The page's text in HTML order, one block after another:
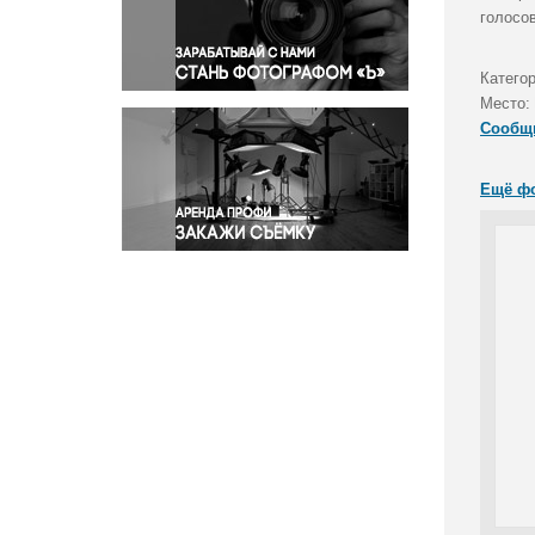
Правосудие
Происшествия и конфликты
Религия
Светская жизнь
Спорт
Экология
Экономика и бизнес
Место:
Ещё